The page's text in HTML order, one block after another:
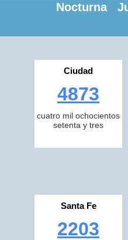
Nocturna
Ciudad
4873
cuatro mil ochocientos
setenta y tres
Santa Fe
2203